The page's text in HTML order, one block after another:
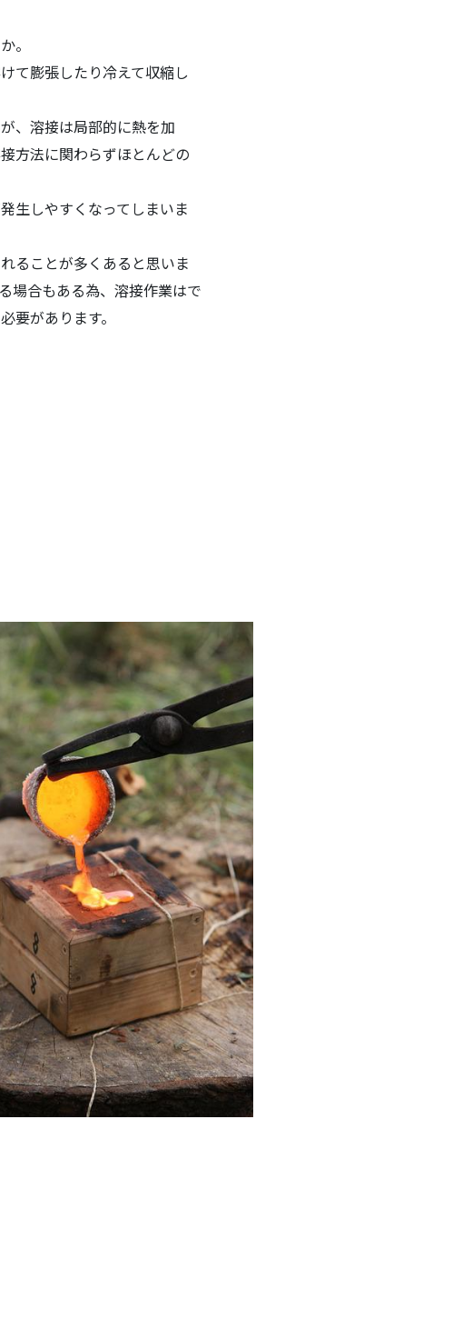
。
て膨張したり冷えて収縮し
、溶接は局部的に熱を加
方法に関わらずほとんどの
生しやすくなってしまいま
ることが多くあると思いま
場合もある為、溶接作業はで
要があります。